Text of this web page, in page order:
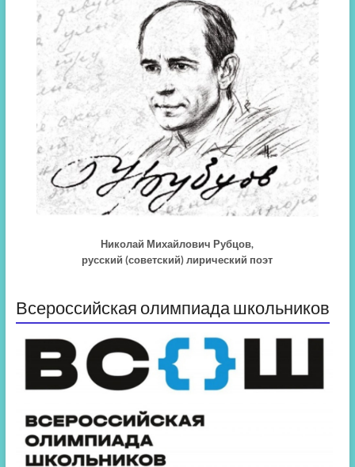
Николай Михайлович Рубцов,
русский (советский) лирический поэт
Всероссийская олимпиада школьников